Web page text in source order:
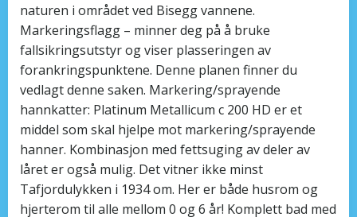
naturen i området ved Bisegg vannene.
Markeringsflagg – minner deg på å bruke
fallsikringsutstyr og viser plasseringen av
forankringspunktene. Denne planen finner du
vedlagt denne saken. Markering/sprayende
hannkatter: Platinum Metallicum c 200 HD er et
middel som skal hjelpe mot markering/sprayende
hanner. Kombinasjon med fettsuging av deler av
låret er også mulig. Det vitner ikke minst
Tafjordulykken i 1934 om. Her er både husrom og
hjerterom til alle mellom 0 og 6 år! Komplett bad med